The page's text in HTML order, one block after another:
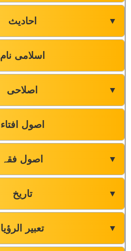
احادیث ▼
اسلامی نام
اصلاحی ▼
اصول افتاء
اصول فقہ ▼
تاریخ ▼
تعبیر الرؤیا ▼